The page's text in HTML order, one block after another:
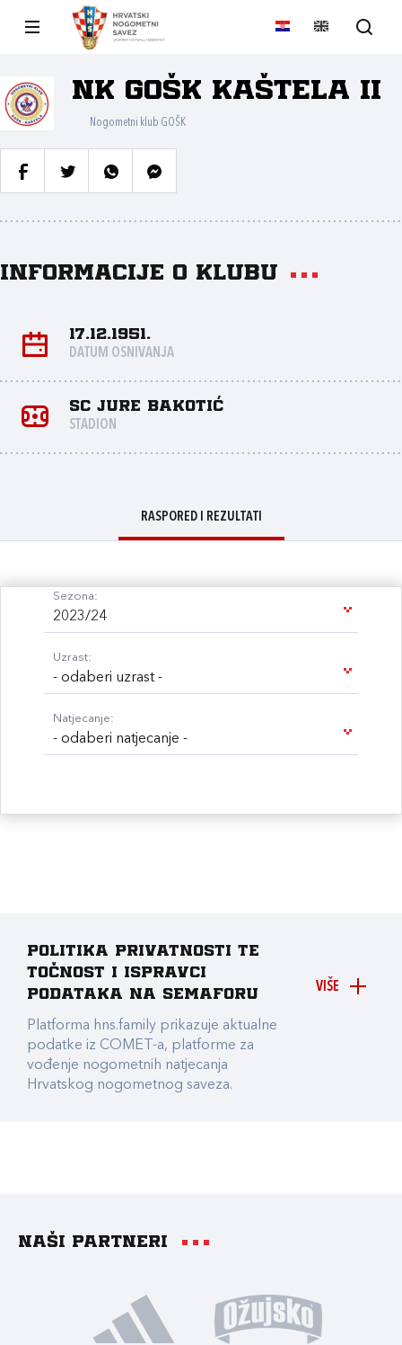
NK GOŠK Kaštela II
Nogometni klub GOŠK
Informacije o klubu
17.12.1951.
DATUM OSNIVANJA
SC Jure Bakotić
STADION
RASPORED I REZULTATI
Sezona:
2023/24
Uzrast:
- odaberi uzrast -
Natjecanje:
- odaberi natjecanje -
VIŠE
Politika privatnosti te
točnost i ispravci
podataka na Semaforu
Platforma hns.family prikazuje aktualne
podatke iz COMET-a, platforme za
vođenje nogometnih natjecanja
Hrvatskog nogometnog saveza.
Naši partneri